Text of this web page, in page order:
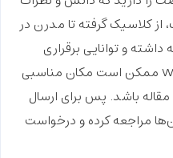
کلاسیک گرفته تا مدرن در
و توانایی برقراری
ارتباط موثر را دارید، Watch Culture ممکن است مکان مناسبی
باشد. پس برای ارسال
مراجعه کرده و درخواست